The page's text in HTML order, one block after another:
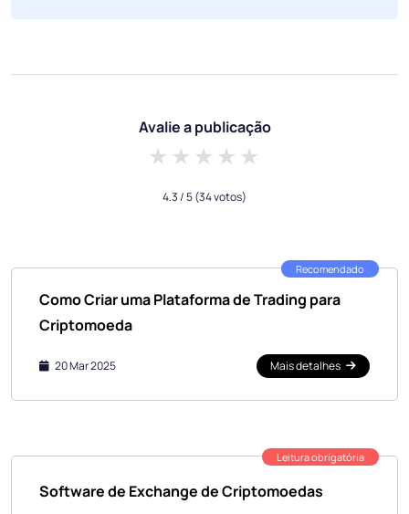
Avalie a publicação
4 stars
3 stars
2 stars
1 star
4.3/ 5(34 votos)
Recomendado
Como Criar uma Plataforma de Trading para
Criptomoeda
20 Mar 2025 Mais detalhes
Leitura obrigatória
Software de Exchange de Criptomoedas